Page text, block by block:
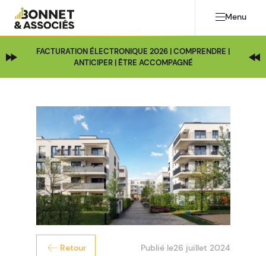
Menu
FACTURATION ÉLECTRONIQUE 2026 | COMPRENDRE |
ANTICIPER | ÊTRE ACCOMPAGNÉ
Retour Publié le26 juillet 2024